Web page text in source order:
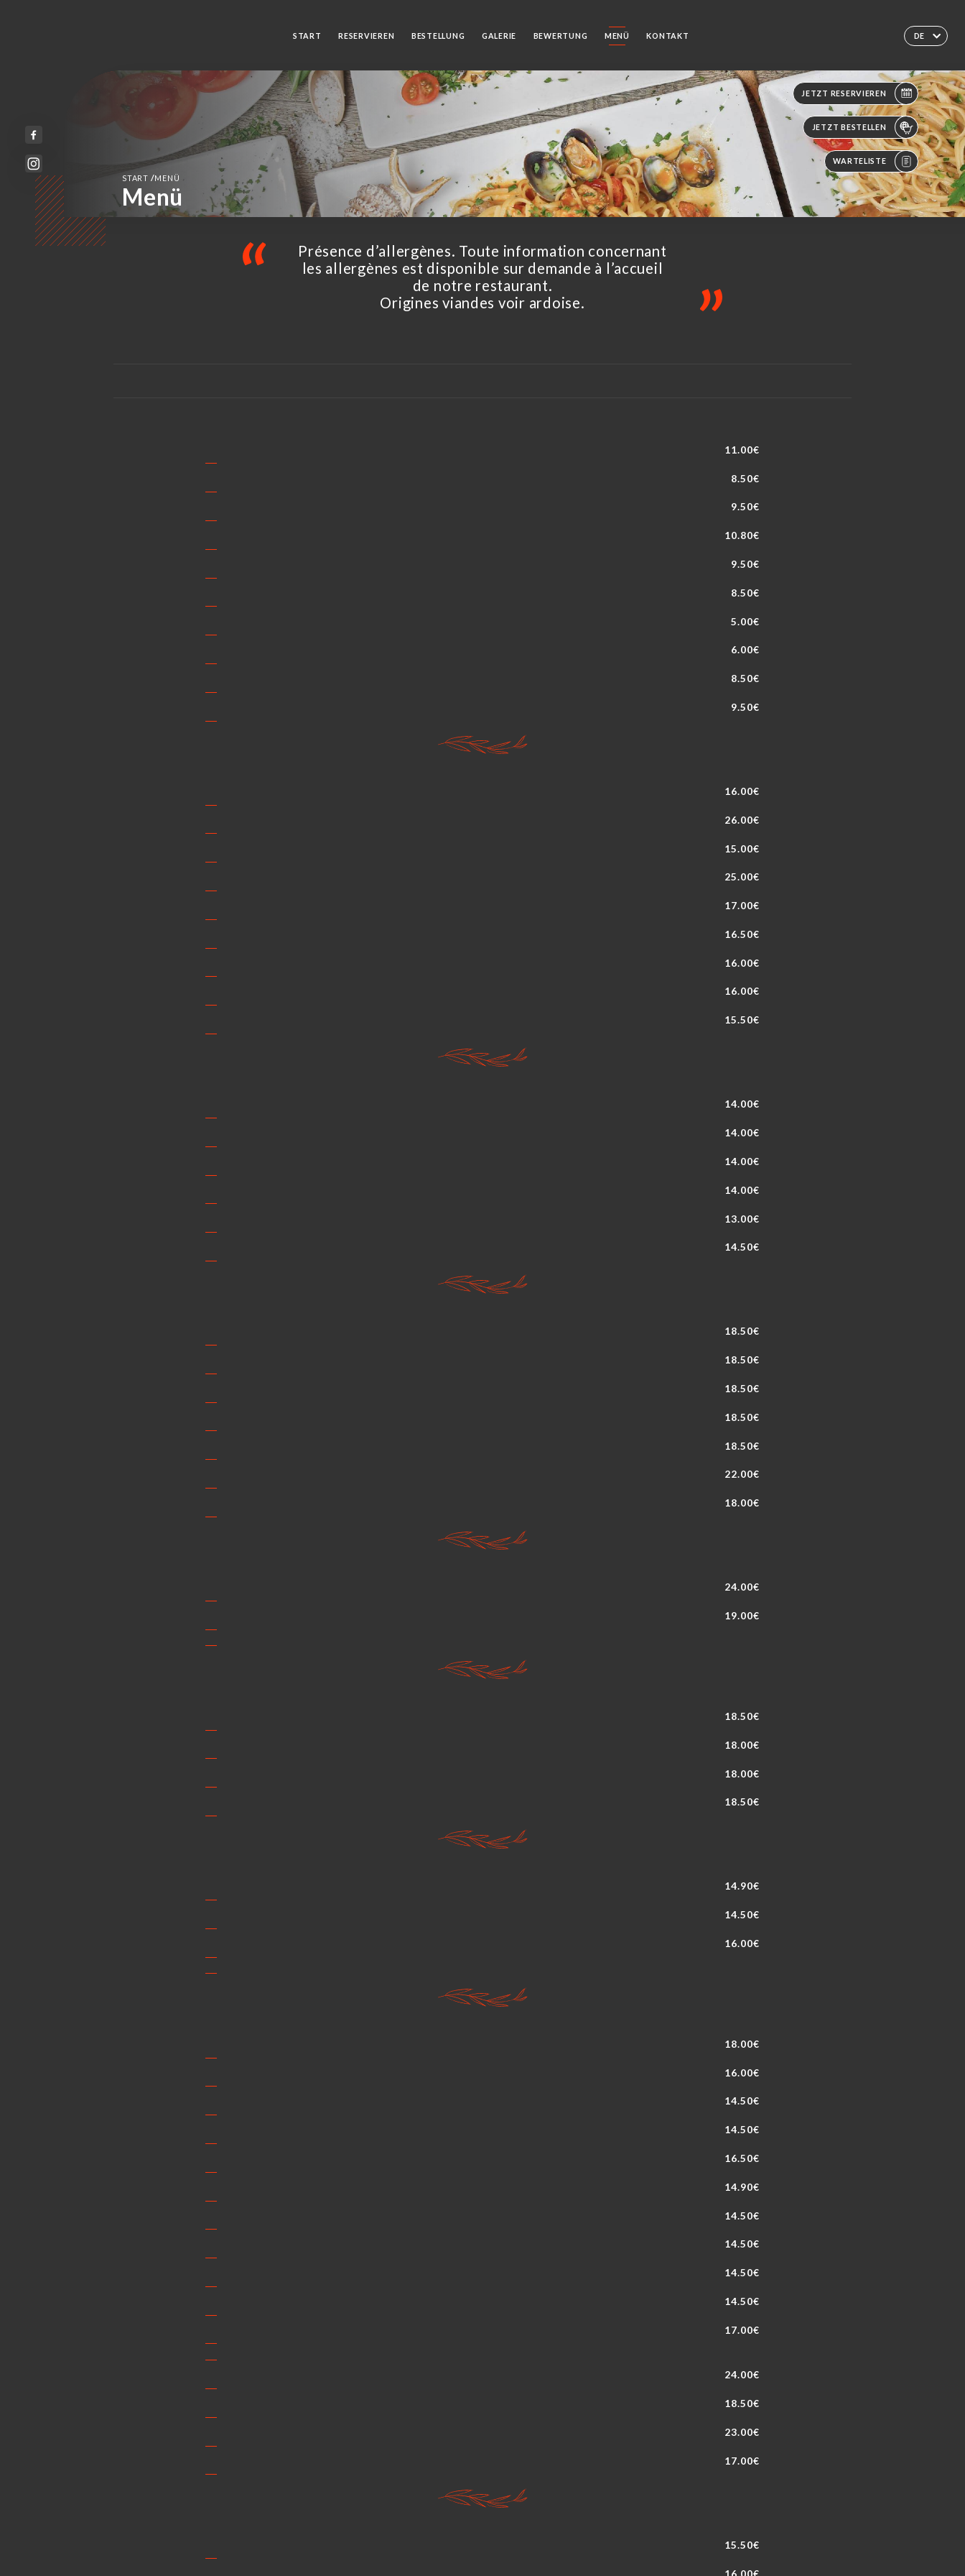
DE
START RESERVIEREN BESTELLUNG GALERIE BEWERTUNG MENÜ KONTAKT
JETZT RESERVIEREN
JETZT BESTELLEN
WARTELISTE
START /MENÜ
Menü
Présence d’allergènes. Toute information concernant
les allergènes est disponible sur demande à l’accueil
de notre restaurant.
Origines viandes voir ardoise.
11.00€
8.50€
9.50€
10.80€
9.50€
8.50€
5.00€
6.00€
8.50€
9.50€
16.00€
26.00€
15.00€
25.00€
17.00€
16.50€
16.00€
16.00€
15.50€
14.00€
14.00€
14.00€
14.00€
13.00€
14.50€
18.50€
18.50€
18.50€
18.50€
18.50€
22.00€
18.00€
24.00€
19.00€
18.50€
18.00€
18.00€
18.50€
14.90€
14.50€
16.00€
18.00€
16.00€
14.50€
14.50€
16.50€
14.90€
14.50€
14.50€
14.50€
14.50€
17.00€
24.00€
18.50€
23.00€
17.00€
15.50€
16.00€